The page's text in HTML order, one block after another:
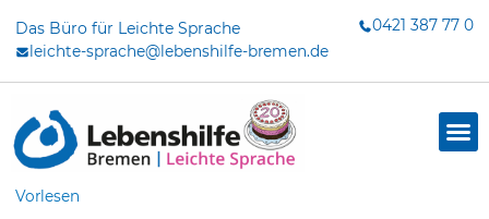
Inhalt
Das Büro für Leichte Sprache
0421 387 77 0
leichte-sprache@lebenshilfe-bremen.de
Vorlesen